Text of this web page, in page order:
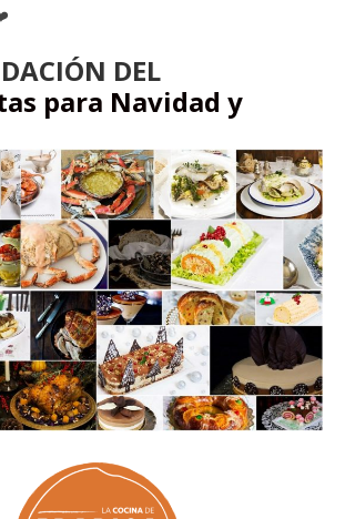
DEL
para Navidad y